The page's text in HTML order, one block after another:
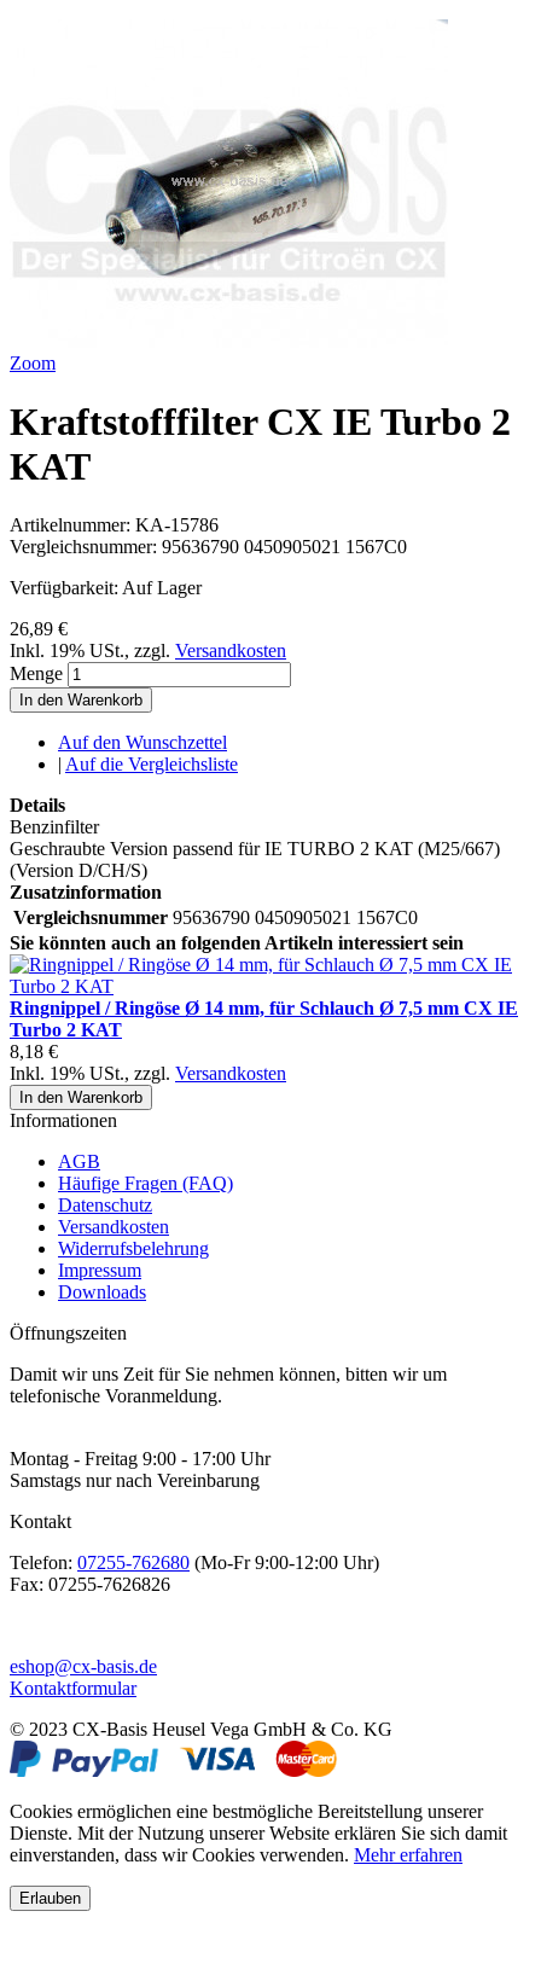
Zoom
Kraftstofffilter CX IE Turbo 2
KAT
Artikelnummer: KA-15786
Vergleichsnummer: 95636790 0450905021 1567C0
Verfügbarkeit: Auf Lager
26,89 €
Inkl. 19% USt., zzgl. Versandkosten
Menge
In den Warenkorb
Auf den Wunschzettel
| Auf die Vergleichsliste
Details
Benzinfilter
Geschraubte Version passend für IE TURBO 2 KAT (M25/667)
(Version D/CH/S)
Zusatzinformation
Vergleichsnummer 95636790 0450905021 1567C0
Sie könnten auch an folgenden Artikeln interessiert sein
Ringnippel / Ringöse Ø 14 mm, für Schlauch Ø 7,5 mm CX IE
Turbo 2 KAT
8,18 €
Inkl. 19% USt., zzgl. Versandkosten
In den Warenkorb
Informationen
AGB
Häufige Fragen (FAQ)
Datenschutz
Versandkosten
Widerrufsbelehrung
Impressum
Downloads
Öffnungszeiten
Damit wir uns Zeit für Sie nehmen können, bitten wir um
telefonische Voranmeldung.
Montag - Freitag 9:00 - 17:00 Uhr
Samstags nur nach Vereinbarung
Kontakt
Telefon: 07255-762680 (Mo-Fr 9:00-12:00 Uhr)
Fax: 07255-7626826
eshop@cx-basis.de
Kontaktformular
© 2023 CX-Basis Heusel Vega GmbH & Co. KG
Cookies ermöglichen eine bestmögliche Bereitstellung unserer
Dienste. Mit der Nutzung unserer Website erklären Sie sich damit
einverstanden, dass wir Cookies verwenden. Mehr erfahren
Erlauben